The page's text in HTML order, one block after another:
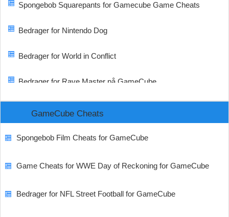
Spongebob Squarepants for Gamecube Game Cheats
Bedrager for Nintendo Dog
Bedrager for World in Conflict
Bedrager for Rave Master på GameCube
GameCube Cheats
Spongebob Film Cheats for GameCube
Game Cheats for WWE Day of Reckoning for GameCube
Bedrager for NFL Street Football for GameCube